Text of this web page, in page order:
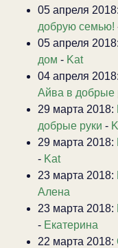
05 апреля 2018:
добрую семью!
05 апреля 2018:
дом - Kat
04 апреля 2018:
Айва в добрые
29 марта 2018:
добрые руки -
29 марта 2018:
- Kat
23 марта 2018:
Алена
23 марта 2018:
- Екатерина
22 марта 2018: